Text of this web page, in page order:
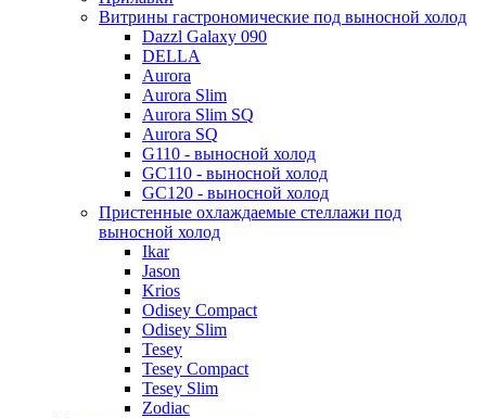
Витрины гастрономические под выносной холод
Dazzl Galaxy 090
DELLA
Aurora
Aurora Slim
Aurora Slim SQ
Aurora SQ
G110 - выносной холод
GC110 - выносной холод
GC120 - выносной холод
Пристенные охлаждаемые стеллажи под
выносной холод
Ikar
Jason
Krios
Odisey Compact
Odisey Slim
Tesey
Tesey Compact
Tesey Slim
Zodiac